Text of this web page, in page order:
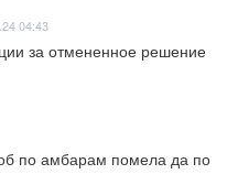
04:43
за отмененное решение
по амбарам помела да по